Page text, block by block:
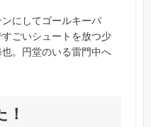
にしてゴールキーパ
ごいシュートを放つ少
。円堂のいる雷門中へ